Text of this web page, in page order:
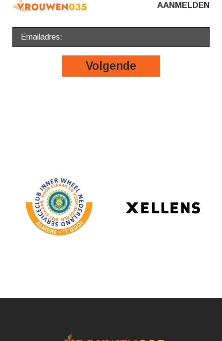
AANMELDEN
Volgende